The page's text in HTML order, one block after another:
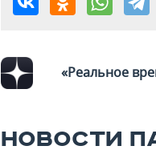
«Реальное
НОВОСТИ